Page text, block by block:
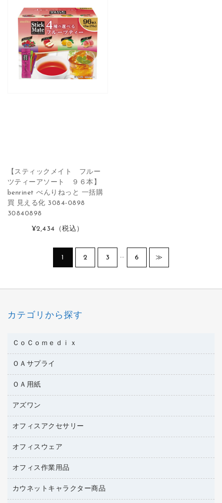
【スティックメイト フルー
ツティーアソート ９６本】
benrinet べんりねっと 一括購
買 見える化 3084-0898
30840898
¥2,434 （税込）
1 2 3 … 6 ≫
カテゴリから探す
ＣｏＣｏｍｅｄｉｘ
医療・介護用品
ＯＡサプライ
インクカートリッジ
トナーカートリッジ
ファクシミリトナー
プリンタ用リボン
リサイクルトナー（プール方式）
リサイクルトナー（リターン方式）
ＯＡ用紙
インクジェットプリンタ用紙
その他コピー用紙・プリンタ用紙
ハガキ用紙
ファクシミリ用紙
ラベル用紙
アズワン
医療・介護用品（食品・飲料・食添製品）
研究・環境管理用品
オフィスアクセサリー
オフィスアクセサリー
オフィスウェア
アウター
アクセサリー・その他
ブラウス・シャツ
オフィス作業用品
ペット用品
カウネットキャラクター商品